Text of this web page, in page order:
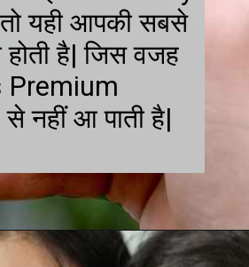
यही आपकी सबसे
होती है| जिस वजह
Premium
नहीं आ पाती है|